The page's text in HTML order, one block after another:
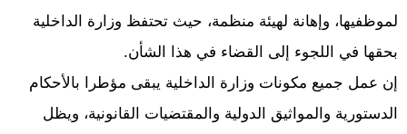
لموظفيها، وإهانة لهيئة منظمة، حيث تحتفظ وزارة الداخلية
بحقها في اللجوء إلى القضاء في هذا الشأن.
إن عمل جميع مكونات وزارة الداخلية يبقى مؤطرا بالأحكام
الدستورية والمواثيق الدولية والمقتضيات القانونية، ويظل